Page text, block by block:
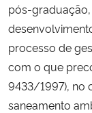
pós-
processo de
com o que
9433/1997), no
saneamento